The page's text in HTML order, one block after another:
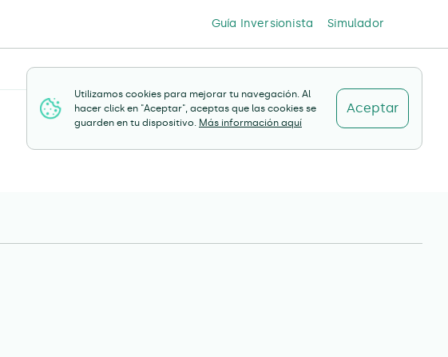
Guía Inversionista Simulador
Utilizamos cookies para mejorar tu navegación. Al
hacer click en "Aceptar", aceptas que las cookies se
guarden en tu dispositivo. Más información aquí
Aceptar